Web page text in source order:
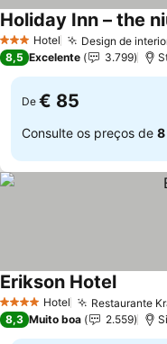
3 EstrelasHotel Design de
8,5 Excelente 3.799
De € 85
Consulte os preços de
4 EstrelasHotel Restaurante
Erikson Hotel
8,3 Muito boa 2.559